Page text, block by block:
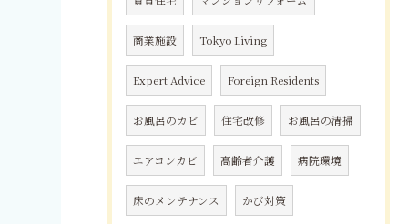
商業施設 Tokyo Living
Expert Advice Foreign Residents
お風呂のカビ 住宅改修 お風呂の清掃
エアコンカビ 高齢者介護 病院環境
床のメンテナンス かび対策